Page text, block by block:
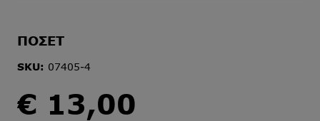
ΠΟΣΕΤ
SKU: 07405-4
€ 13,00